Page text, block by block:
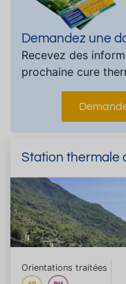
Demandez une
Recevez des
prochaine cure
Station thermale
Orientations traitées